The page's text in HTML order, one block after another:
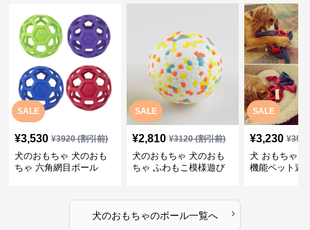
SALE
¥3,530 ¥3920(割引前)
犬のおもちゃ 犬のおも
ちゃ 六角網目ボール
SALE
¥2,810 ¥3120(割引前)
犬のおもちゃ 犬のおも
ちゃ ふわもこ模様遊び
SALE
¥3,230 ¥
犬 おもちゃ
機能ペット遊
犬のおもちゃのボール一覧へ ›